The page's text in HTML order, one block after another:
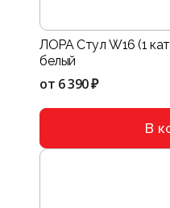
ЛОРА Стул W16 (1
белый
от 6 390 ₽
В